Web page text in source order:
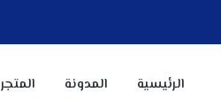
الرئيسية المدونة المتجر